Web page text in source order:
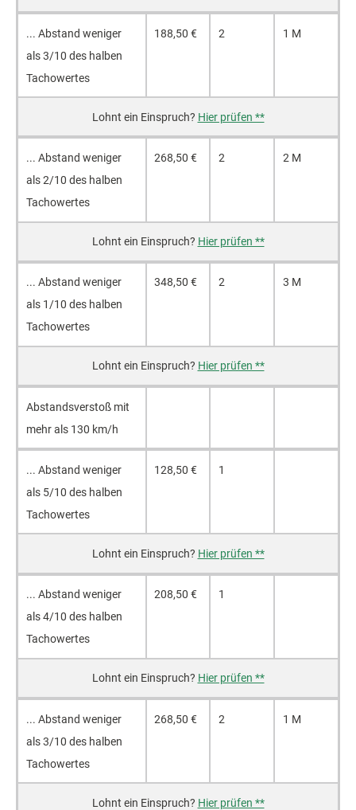
... Ab­stand we­ni­ger
als 3/10 des hal­ben
Ta­cho­wer­tes
188,50 € 2 1 M
Hier prüfen **
... Ab­stand we­ni­ger
als 2/10 des hal­ben
Ta­cho­wer­tes
268,50 € 2 2 M
Hier prüfen **
... Ab­stand we­ni­ger
als 1/10 des hal­ben
Ta­cho­wer­tes
348,50 € 2 3 M
Hier prüfen **
Ab­stands­ver­stoß mit
mehr als 130 km/h
... Ab­stand we­ni­ger
als 5/10 des hal­ben
Ta­cho­wer­tes
128,50 € 1
Hier prüfen **
... Ab­stand we­ni­ger
als 4/10 des hal­ben
Ta­cho­wer­tes
208,50 € 1
Hier prüfen **
... Ab­stand we­ni­ger
als 3/10 des hal­ben
Ta­cho­wer­tes
268,50 € 2 1 M
Hier prüfen **